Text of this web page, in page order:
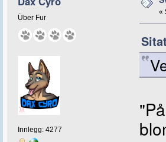
Über Fur
Innlegg: 4277
«